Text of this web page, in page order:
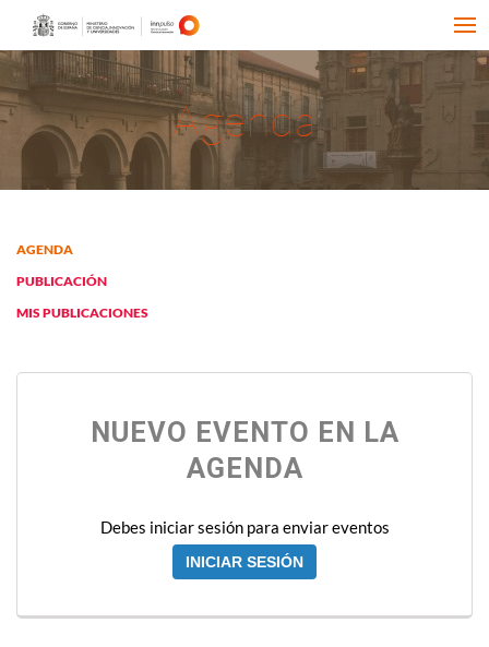
Agenda
AGENDA
PUBLICACIÓN
MIS PUBLICACIONES
NUEVO EVENTO EN LA
AGENDA
Debes iniciar sesión para enviar eventos
INICIAR SESIÓN